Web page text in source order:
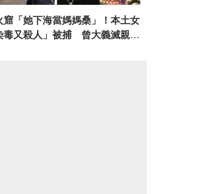
窟「她下海當媽媽桑」！本土女
毒又殺人」被捕 曾大義滅親